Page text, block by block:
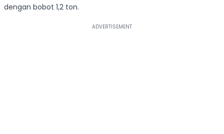
dengan bobot 1,2 ton.